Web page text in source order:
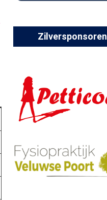
Zilversponsoren